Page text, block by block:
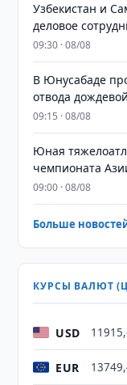
Узбекистан и
деловое
09:30 · 08/08
В Юнусабаде
отвода
09:15 · 08/08
Юная
чемпионата
09:00 · 08/08
Больше
КУРСЫ ВАЛЮТ
USD
EUR